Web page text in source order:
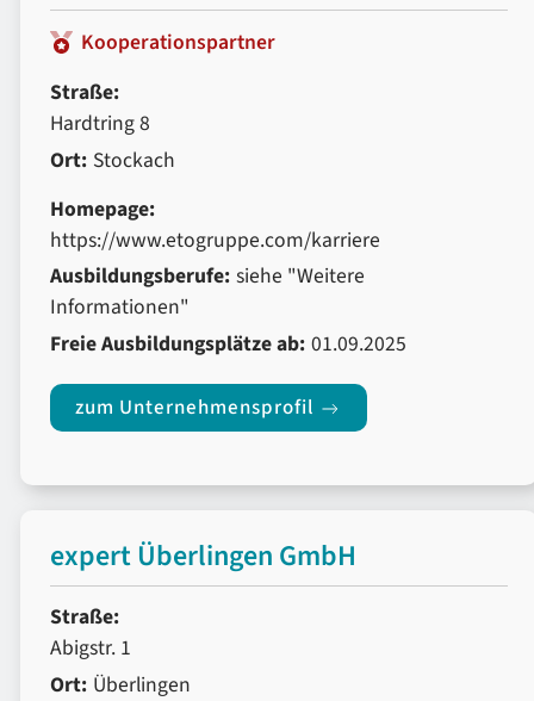
Kooperationspartner
Straße:
Hardtring 8
Ort: Stockach
Homepage:
https://www.etogruppe.com/karriere
Ausbildungsberufe: siehe "Weitere
Informationen"
Freie Ausbildungsplätze ab: 01.09.2025
zum Unternehmensprofil
expert Überlingen GmbH
Straße:
Abigstr. 1
Ort: Überlingen